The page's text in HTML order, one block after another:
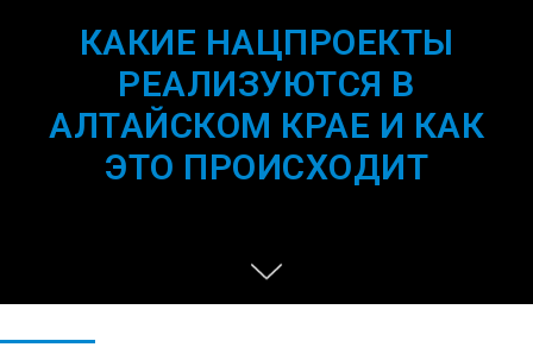
КАКИЕ НАЦПРОЕКТЫ
РЕАЛИЗУЮТСЯ В
АЛТАЙСКОМ КРАЕ И КАК
ЭТО ПРОИСХОДИТ